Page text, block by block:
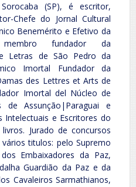
(SP), é escritor,
Chefe do Jornal Cultural
Benemérito e Efetivo da
membro fundador da
Letras de São Pedro da
Imortal Fundador da
des Lettres et Arts de
Imortal del Núcleo de
de Assunção|Paraguai e
e Escritores do
Jurado de concursos
titulos: pelo Supremo
Embaixadores da Paz,
Guardião da Paz e da
Cavaleiros Sarmathianos,